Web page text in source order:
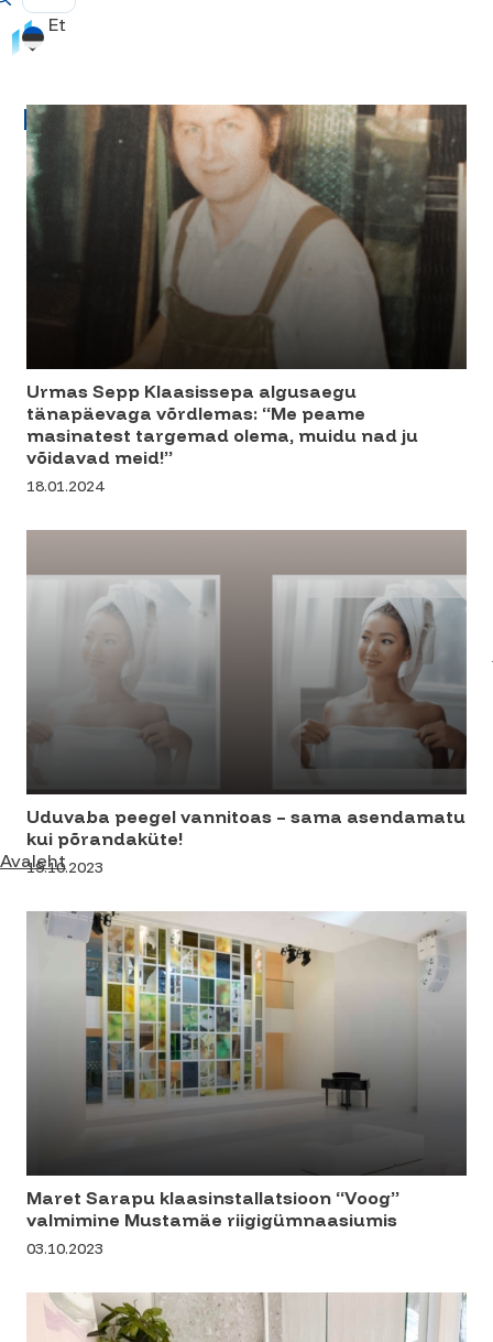
Et
Avaleht
Blogi
Urmas Sepp Klaasissepa algusaegu
tänapäevaga võrdlemas: “Me peame
masinatest targemad olema, muidu nad ju
võidavad meid!”
18.01.2024
Uduvaba peegel vannitoas – sama asendamatu
kui põrandaküte!
19.10.2023
Maret Sarapu klaasinstallatsioon “Voog”
valmimine Mustamäe riigigümnaasiumis
03.10.2023